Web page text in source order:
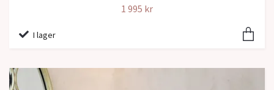
1 995 kr
I lager